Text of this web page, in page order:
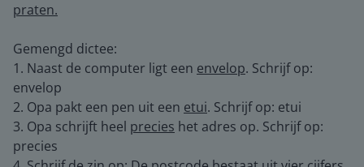
praten.
Gemengd dictee:
1. Naast de computer ligt een envelop. Schrijf op:
envelop
2. Opa pakt een pen uit een etui. Schrijf op: etui
3. Opa schrijft heel precies het adres op. Schrijf op:
precies